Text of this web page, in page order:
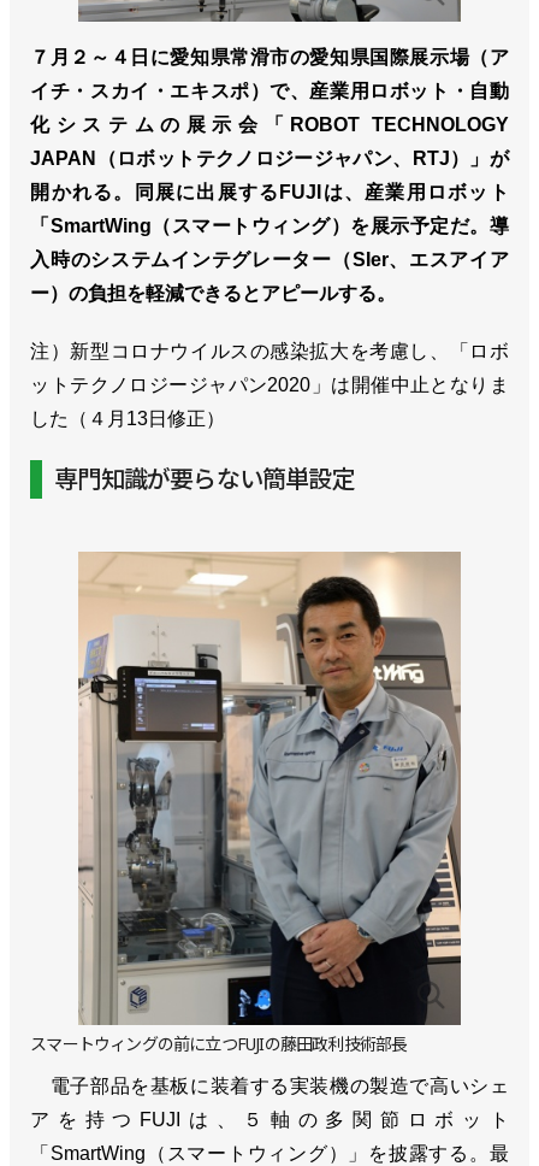
７月２～４日に愛知県常滑市の愛知県国際展示場（ア
イチ・スカイ・エキスポ）で、産業用ロボット・自動
化システムの展示会「ROBOT TECHNOLOGY
JAPAN（ロボットテクノロジージャパン、RTJ）」が
開かれる。同展に出展するFUJIは、産業用ロボット
「SmartWing（スマートウィング）を展示予定だ。導
入時のシステムインテグレーター（SIer、エスアイア
ー）の負担を軽減できるとアピールする。
注）新型コロナウイルスの感染拡大を考慮し、「ロボ
ットテクノロジージャパン2020」は開催中止となりま
した（４月13日修正）
専門知識が要らない簡単設定
スマートウィングの前に立つFUJIの藤田政利技術部長
電子部品を基板に装着する実装機の製造で高いシェ
アを持つFUJIは、５軸の多関節ロボット
「SmartWing（スマートウィング）」を披露する。最